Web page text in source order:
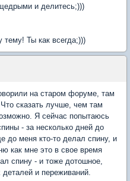
и делитесь;)))
тему! Ты как всегда;)))
на старом форуме, там
сказать лучше, чем там
Я сейчас попытаюсь
- за несколько дней до
до меня кто-то делал спину, и
как мне это в свое время
спину - и тоже дотошное,
и переживаний.